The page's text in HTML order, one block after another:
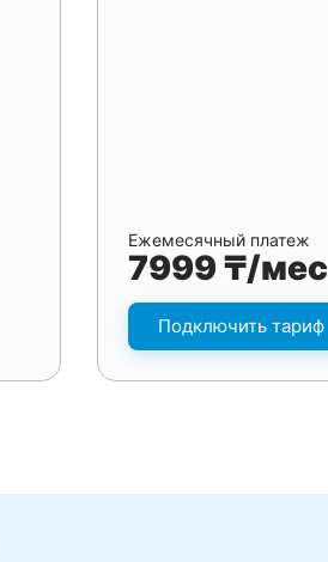
Ежемесячный платеж
7999 ₸/мес
Подключить тариф